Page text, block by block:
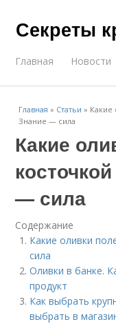
Секреты
Главная Новости
Главная » Статьи » Какие
Знание — сила
Какие
— сила
Содержание
Какие оливки
сила
Оливки в банке.
продукт
Как выбрать
выбрать в